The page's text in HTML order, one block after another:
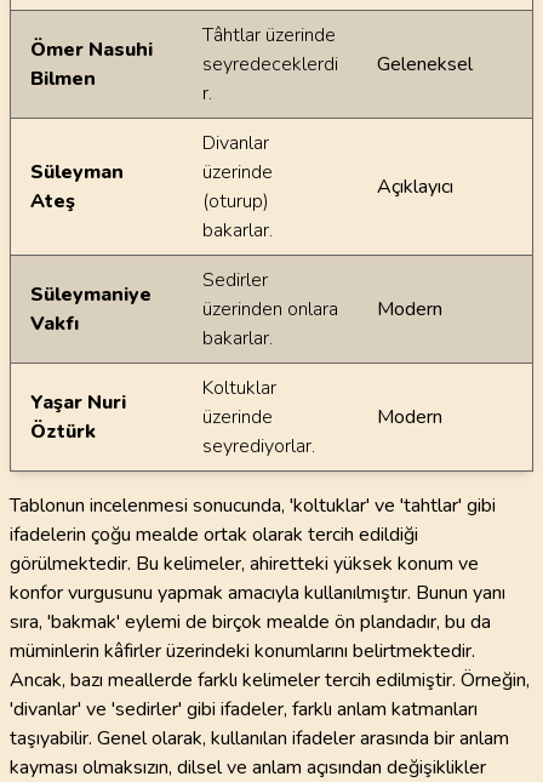
Ömer Nasuhi
Bilmen
Tâhtlar üzerinde
seyredeceklerdi
r.
Geleneksel
Süleyman
Ateş
Divanlar
üzerinde
(oturup)
bakarlar.
Açıklayıcı
Süleymaniye
Vakfı
Sedirler
üzerinden onlara
bakarlar.
Modern
Yaşar Nuri
Öztürk
Koltuklar
üzerinde
seyrediyorlar.
Modern
Tablonun incelenmesi sonucunda, 'koltuklar' ve 'tahtlar' gibi
ifadelerin çoğu mealde ortak olarak tercih edildiği
görülmektedir. Bu kelimeler, ahiretteki yüksek konum ve
konfor vurgusunu yapmak amacıyla kullanılmıştır. Bunun yanı
sıra, 'bakmak' eylemi de birçok mealde ön plandadır, bu da
müminlerin kâfirler üzerindeki konumlarını belirtmektedir.
Ancak, bazı meallerde farklı kelimeler tercih edilmiştir. Örneğin,
'divanlar' ve 'sedirler' gibi ifadeler, farklı anlam katmanları
taşıyabilir. Genel olarak, kullanılan ifadeler arasında bir anlam
kayması olmaksızın, dilsel ve anlam açısından değişiklikler